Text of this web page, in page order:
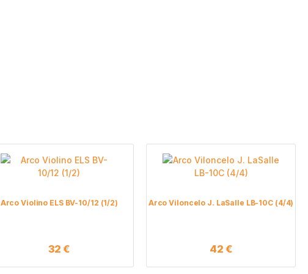
Arco Violino ELS BV-10/12 (1/2)
32€
Arco Viloncelo J. LaSalle LB-10C (4/4)
42 €